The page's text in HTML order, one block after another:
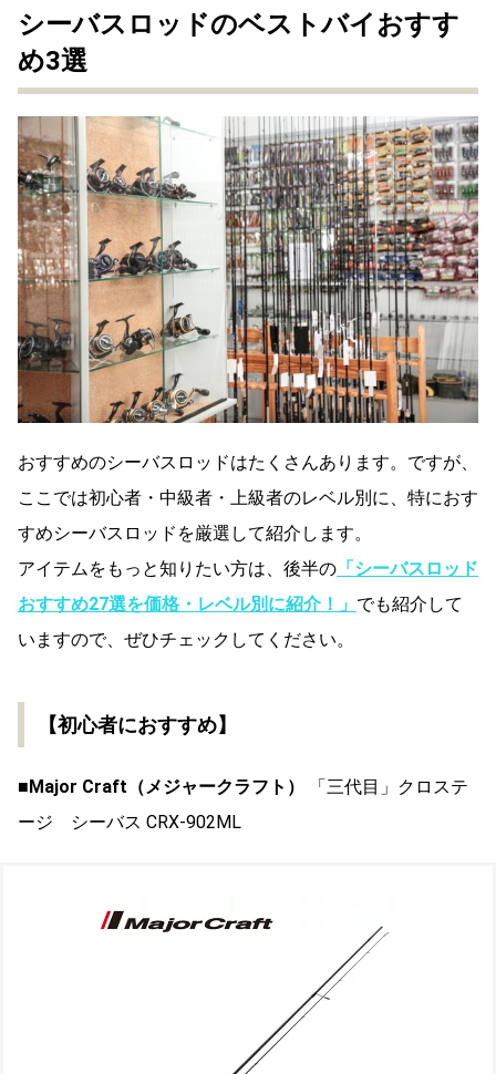
シーバスロッドのベストバイおすす
め3選
おすすめのシーバスロッドはたくさんあります。ですが、
ここでは初心者・中級者・上級者のレベル別に、特におす
すめシーバスロッドを厳選して紹介します。
アイテムをもっと知りたい方は、後半の 「シーバスロッド
おすすめ27選を価格・レベル別に紹介！」 でも紹介して
いますので、ぜひチェックしてください。
【初心者におすすめ】
■Major Craft（メジャークラフト）
「三代目」クロステ
ージ シーバス CRX-902ML